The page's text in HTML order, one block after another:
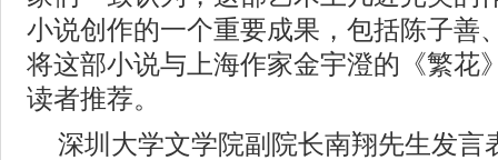
小说创作的一个重要成果，包括陈子善
将这部小说与上海作家金宇澄的《繁花
读者推荐。
深圳大学文学院副院长南翔先生发言